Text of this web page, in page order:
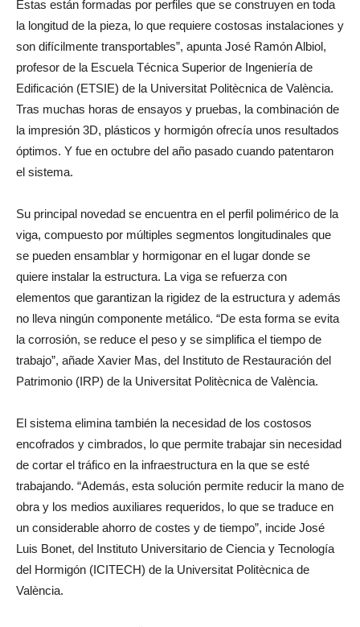
Estas están formadas por perfiles que se construyen en toda
la longitud de la pieza, lo que requiere costosas instalaciones y
son difícilmente transportables”, apunta José Ramón Albiol,
profesor de la Escuela Técnica Superior de Ingeniería de
Edificación (ETSIE) de la Universitat Politècnica de València.
Tras muchas horas de ensayos y pruebas, la combinación de
la impresión 3D, plásticos y hormigón ofrecía unos resultados
óptimos. Y fue en octubre del año pasado cuando patentaron
el sistema.
Su principal novedad se encuentra en el perfil polimérico de la
viga, compuesto por múltiples segmentos longitudinales que
se pueden ensamblar y hormigonar en el lugar donde se
quiere instalar la estructura. La viga se refuerza con
elementos que garantizan la rigidez de la estructura y además
no lleva ningún componente metálico. “De esta forma se evita
la corrosión, se reduce el peso y se simplifica el tiempo de
trabajo”, añade Xavier Mas, del Instituto de Restauración del
Patrimonio (IRP) de la Universitat Politècnica de València.
El sistema elimina también la necesidad de los costosos
encofrados y cimbrados, lo que permite trabajar sin necesidad
de cortar el tráfico en la infraestructura en la que se esté
trabajando. “Además, esta solución permite reducir la mano de
obra y los medios auxiliares requeridos, lo que se traduce en
un considerable ahorro de costes y de tiempo”, incide José
Luis Bonet, del Instituto Universitario de Ciencia y Tecnología
del Hormigón (ICITECH) de la Universitat Politècnica de
València.